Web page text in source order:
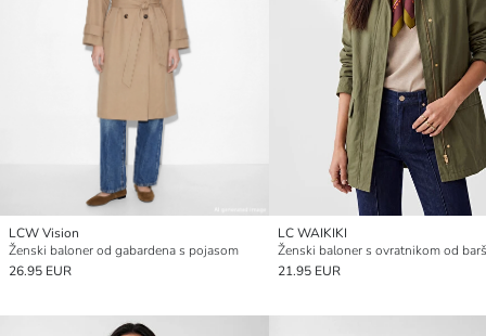
LCW Vision
Ženski baloner od gabardena s pojasom
26.95 EUR
LC WAIKIKI
Ženski baloner s ovratnikom od
21.95 EUR